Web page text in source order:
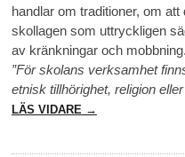
handlar om traditioner, om
skollagen som uttryckligen
av kränkningar och mobbning.
”För skolans verksamhet
etnisk tillhörighet, religion
LÄS VIDARE →